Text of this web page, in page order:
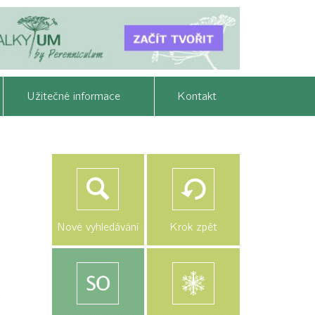
Užitečné informace Kontakt
Nové vyhledávání Krok zpět